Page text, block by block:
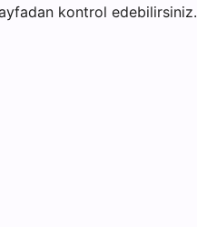
kontrol edebilirsiniz.